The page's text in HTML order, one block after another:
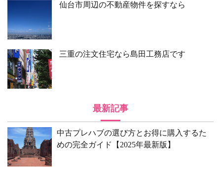
仙台市周辺の不動産物件を探すなら
三重の注文住宅なら島田工務店です
最新記事
中古プレハブの選び方とお得に購入するた
めの完全ガイド【2025年最新版】